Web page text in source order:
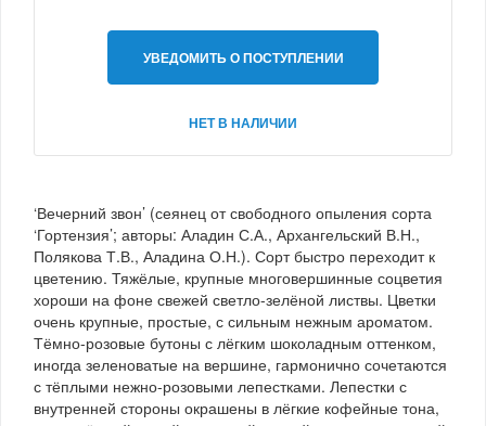
УВЕДОМИТЬ О ПОСТУПЛЕНИИ
НЕТ В НАЛИЧИИ
‘Вечерний звон’ (сеянец от свободного опыления сорта
‘Гортензия’; авторы: Аладин С.А., Архангельский В.Н.,
Полякова Т.В., Аладина О.Н.). Сорт быстро переходит к
цветению. Тяжёлые, крупные многовершинные соцветия
хороши на фоне свежей светло-зелёной листвы. Цветки
очень крупные, простые, с сильным нежным ароматом.
Тёмно-розовые бутоны с лёгким шоколадным оттенком,
иногда зеленоватые на вершине, гармонично сочетаются
с тёплыми нежно-розовыми лепестками. Лепестки с
внутренней стороны окрашены в лёгкие кофейные тона,